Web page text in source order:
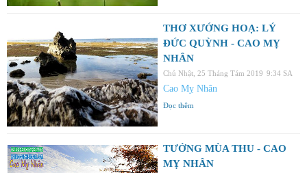
THƠ XƯỚNG HOẠ: LÝ
ĐỨC QUỲNH - CAO MỴ
NHÂN
Chủ Nhật, 25 Tháng Tám 2019 9:34 SA
Cao Mỵ Nhân
Đọc thêm
TƯỞNG MÙA THU - CAO
MỴ NHÂN